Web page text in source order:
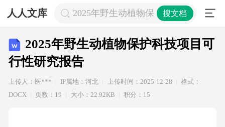
人人文库 2025年野生动植物保护科技项目可行
搜文档
2025年野生动植物保护科技项目可
行性研究报告
上传人：医*** IP属地：河北 上传时间：2025-12-28
格式：
DOCX
页数：19 大小：22.92KB 积分：15